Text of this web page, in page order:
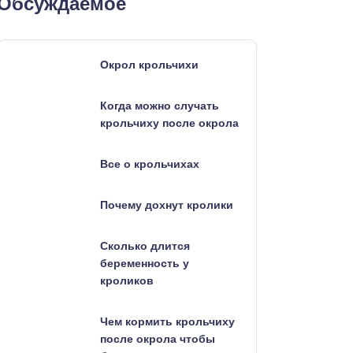
Окрол крольчихи
Когда можно случать
крольчиху после окрола
Все о крольчихах
Почему дохнут кролики
Сколько длится
беременность у
кроликов
Чем кормить крольчиху
после окрола чтобы